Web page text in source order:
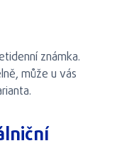
známka.
může u vás